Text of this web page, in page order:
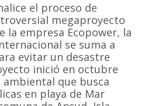
el proceso de
megaproyecto
la empresa Ecopower, la
se suma a
evitar un desastre
inició en octubre
que busca
en playa de Mar